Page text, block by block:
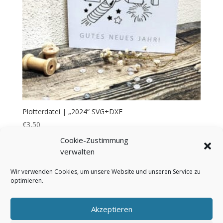
Cookie-Zustimmung
verwalten
Wir verwenden Cookies, um unsere Website und unseren Service zu
optimieren.
Akzeptieren
Plotterdatei | „2024“ SVG+DXF
€3,50
Bezahlung & Versand
AGB
Impressum Über mich
Kontakt
Cookie-Richtlinie (EU)
Datenschutzerklärung